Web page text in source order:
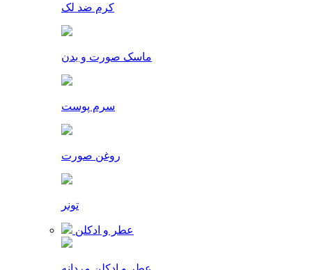
کرم ضد لک
ماسک صورت و بدن
سرم پوست
روغن صورت
تونر
عطر و ادکلن